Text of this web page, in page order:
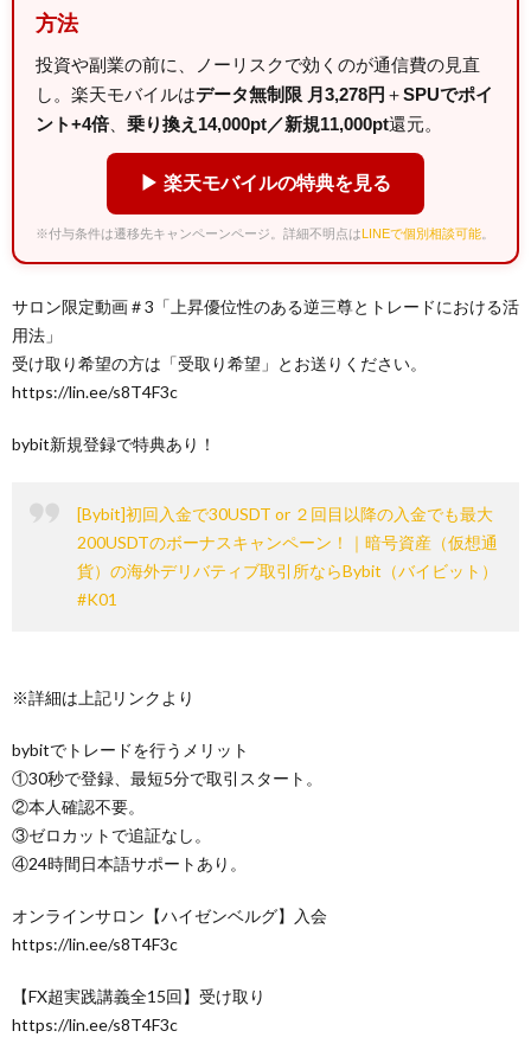
方法
投資や副業の前に、ノーリスクで効くのが通信費の見直
し。楽天モバイルはデータ無制限 月3,278円 ＋SPUでポイ
ント+4倍
乗り換え14,000pt／新規11,000pt還元。
▶ 楽天モバイルの特典を見る
※付与条件は遷移先キャンペーンページ。詳細不明点はLINEで個別相談可能
サロン限定動画＃3「上昇優位性のある逆三尊とトレードにおける活
用法」
受け取り希望の方は「受取り希望」とお送りください。
https://lin.ee/s8T4F3c
bybit新規登録で特典あり！
[Bybit]初回入金で30USDT or ２回目以降の入金でも最大
200USDTのボーナスキャンペーン！｜暗号資産（仮想通
貨）の海外デリバティブ取引所ならBybit（バイビット）
#K01
※詳細は上記リンクより
bybitでトレードを行うメリット
①30秒で登録、最短5分で取引スタート。
②本人確認不要。
③ゼロカットで追証なし。
④24時間日本語サポートあり。
オンラインサロン【ハイゼンベルグ】入会
https://lin.ee/s8T4F3c
【FX超実践講義全15回】受け取り
https://lin.ee/s8T4F3c